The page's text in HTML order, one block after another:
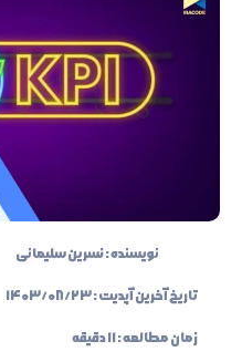
نویسنده :نسرین سلیمانی
تاریخ آخرین آپدیت :۱۴۰۳/۰۸/۲۳
زمان مطالعه : ۱۱ دقیقه